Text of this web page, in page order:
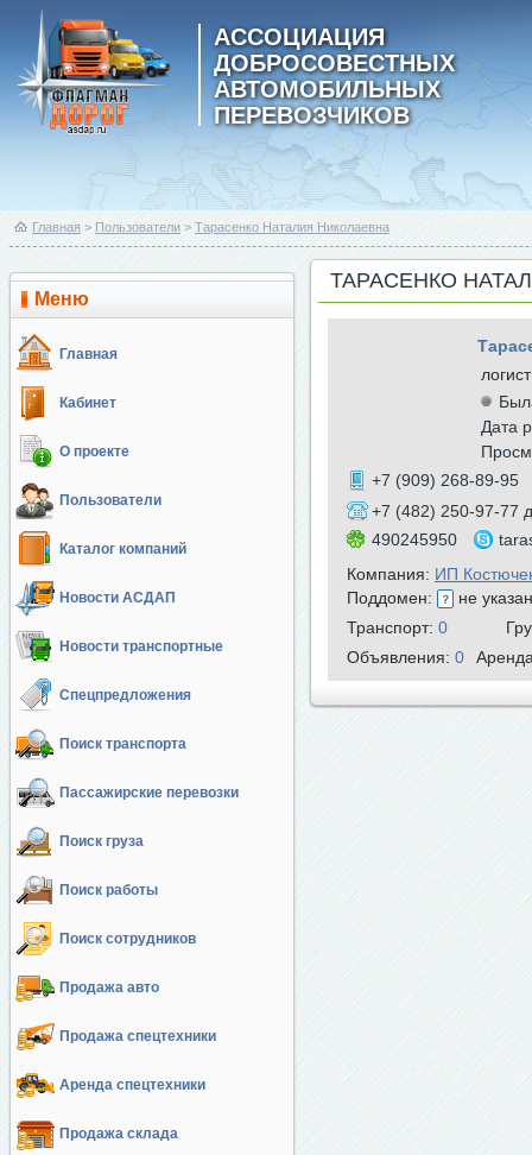
АССОЦИАЦИЯ
ДОБРОСОВЕСТНЫХ
АВТОМОБИЛЬНЫХ
ПЕРЕВОЗЧИКОВ
Главная > Пользователи > Тарасенко Наталия Николаевна
Меню
Главная
Кабинет
О проекте
Пользователи
Каталог компаний
Новости АСДАП
Новости транспортные
Спецпредложения
Поиск транспорта
Пассажирские перевозки
Поиск груза
Поиск работы
Поиск сотрудников
Продажа авто
Продажа спецтехники
Аренда спецтехники
Продажа склада
ТАРАСЕНКО
логист
Дата
+7 (909) 268-89-95
+7 (482) 250-97-77
490245950
Компания: ИП
Поддомен:
не
Транспорт: 0
Объявления: 0